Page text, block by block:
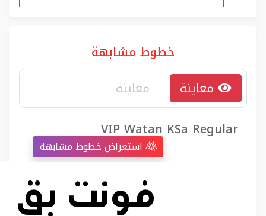
خطوط مشابهة
VIP Watan KSa Regular